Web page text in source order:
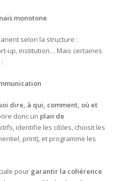
monotone
selon la structure :
up, institution… Mais certaines
dire, à qui, comment, où et
donc un plan de
identifie les cibles, choisit les
print), et programme les
pour garantir la cohérence